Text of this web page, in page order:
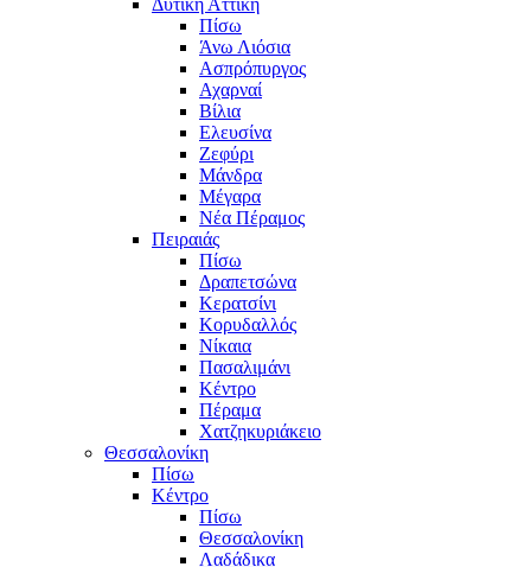
Πίσω
Άνω Λιόσια
Ασπρόπυργος
Αχαρναί
Βίλια
Ελευσίνα
Ζεφύρι
Μάνδρα
Μέγαρα
Νέα Πέραμος
Πειραιάς
Πίσω
Δραπετσώνα
Κερατσίνι
Κορυδαλλός
Νίκαια
Πασαλιμάνι
Κέντρο
Πέραμα
Χατζηκυριάκειο
Θεσσαλονίκη
Πίσω
Κέντρο
Πίσω
Θεσσαλονίκη
Λαδάδικα